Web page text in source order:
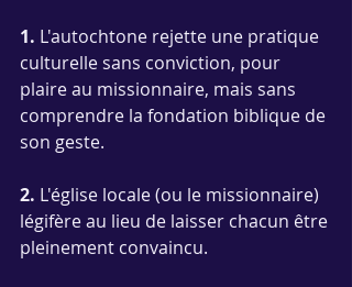
1. L'autochtone rejette une pratique
culturelle sans conviction, pour
plaire au missionnaire, mais sans
comprendre la fondation biblique de
son geste.
2. L'église locale (ou le missionnaire)
légifère au lieu de laisser chacun être
pleinement convaincu.